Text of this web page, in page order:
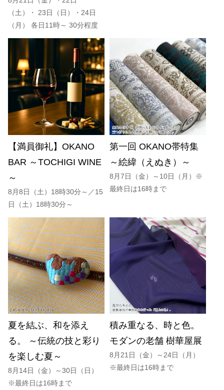
（土）・ 23日（日）・24日
（月） 各日11時～ 30分程度
【満員御礼】OKANO
BAR ～TOCHIGI WINE
～
8月8日（土）18時30分～／15
日（土）18時30分～
第一回 OKANO帯特集
～絵緯（えぬき）～
8月7日（金）～10日（月）※
最終日は16時まで
夏を結ぶ、和を添え
る。 ～伝統の技と彩り
を楽しむ夏～
8月14日（金）～30日（日）
※最終日は16時まで
積み重なる、時と色。
モダンの老舗 樹華屋展
8月21日（金）～24日（月）
※最終日は16時まで